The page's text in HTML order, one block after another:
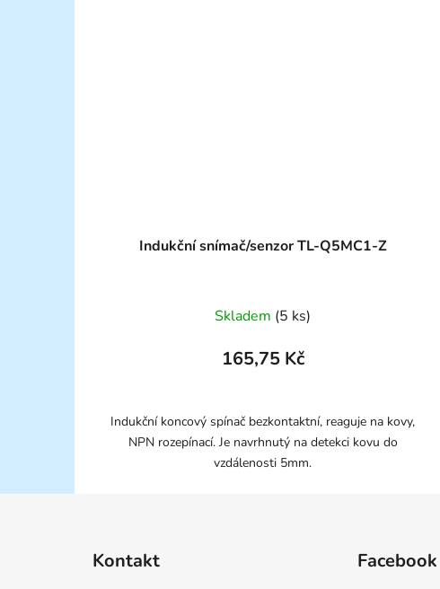
Indukční snímač/senzor TL-Q5MC1-Z
Skladem (5 ks)
165,75 Kč
Indukční koncový spínač bezkontaktní, reaguje na kovy,
NPN rozepínací. Je navrhnutý na detekci kovu do
vzdálenosti 5mm.
Kontakt Facebook